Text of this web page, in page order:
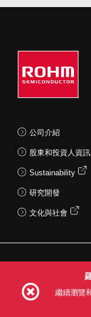
公司介紹
股東和投資人資訊
Sustainability
研究開發
文化與社會
繼續瀏覽